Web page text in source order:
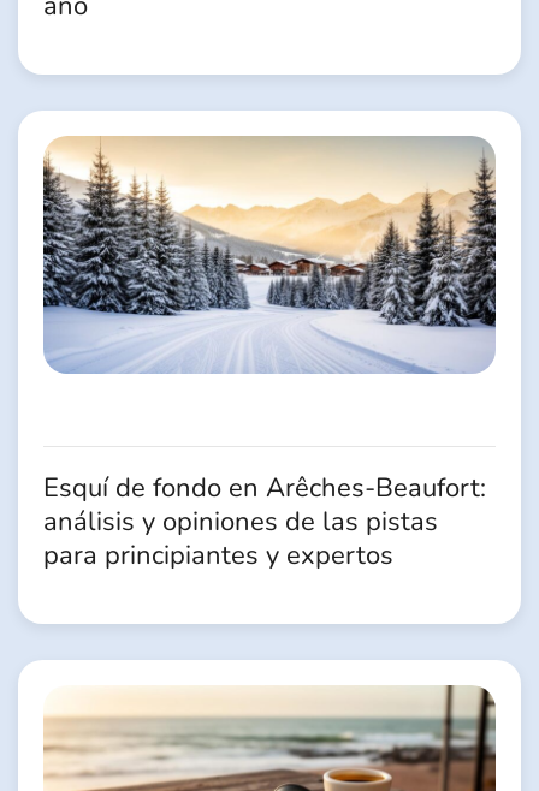
Esquí de fondo en Arêches-Beaufort:
análisis y opiniones de las pistas
para principiantes y expertos